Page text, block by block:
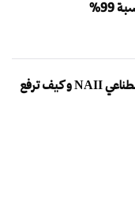
ماهو المؤشر الوطني للذكاء الاصطناعي NAII و كيف ترفع